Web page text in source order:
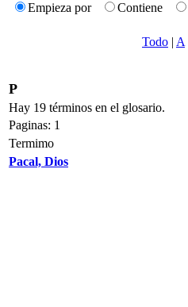
Empieza por Contiene
Todo | A
P
Hay 19 términos en el glosario.
Paginas: 1
Termimo
Pacal, Dios